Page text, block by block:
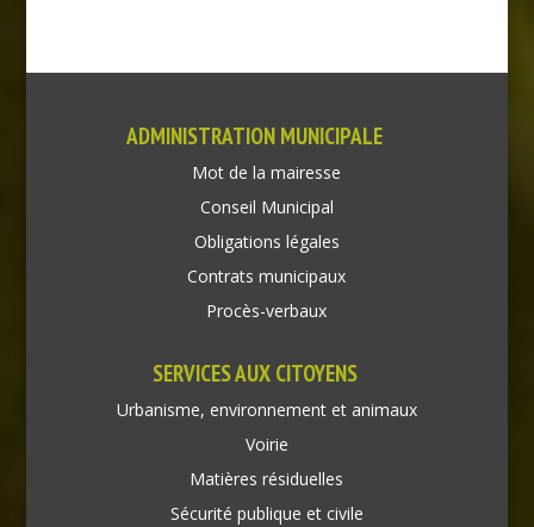
ADMINISTRATION MUNICIPALE
Mot de la mairesse
Conseil Municipal
Obligations légales
Contrats municipaux
Procès-verbaux
SERVICES AUX CITOYENS
Urbanisme, environnement et animaux
Voirie
Matières résiduelles
Sécurité publique et civile